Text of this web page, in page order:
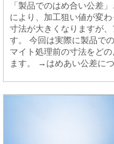
「製品でのはめ合い公差
により、加工狙い値が変
寸法が大きくなりますが
す。 今回は実際に製品で
マイト処理前の寸法をど
ます。 →はめあい公差に